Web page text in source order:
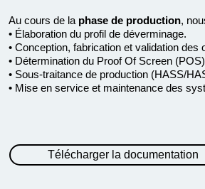
Au cours de la phase de production,
• Élaboration du profil de déverminage.
• Conception, fabrication et validation des
• Détermination du Proof Of Screen
• Sous-traitance de production (HASS/
• Mise en service et maintenance des
Télécharger la documentation